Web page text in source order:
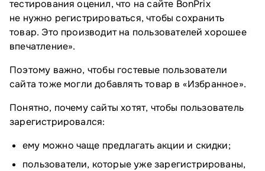
тестирования оценил, что на сайте BonPrix
не нужно регистрироваться, чтобы сохранить
товар. Это производит на пользователей хорошее
впечатление».
Поэтому важно, чтобы гостевые пользователи
сайта тоже могли добавлять товар в «Избранное».
Понятно, почему сайты хотят, чтобы пользователь
зарегистрировался:
ему можно чаще предлагать акции и скидки;
пользователи, которые уже зарегистрированы,